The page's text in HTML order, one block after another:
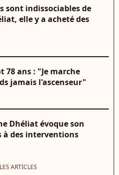
sont indissociables de
elle y a acheté des
78 ans : "Je marche
jamais l'ascenseur"
Dhéliat évoque son
à des interventions
ARTICLES